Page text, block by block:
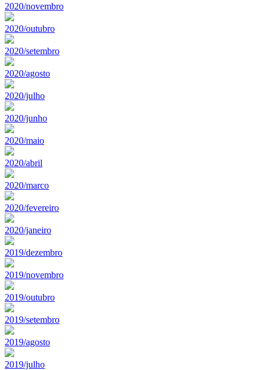
2020/novembro
2020/outubro
2020/setembro
2020/agosto
2020/julho
2020/junho
2020/maio
2020/abril
2020/marco
2020/fevereiro
2020/janeiro
2019/dezembro
2019/novembro
2019/outubro
2019/setembro
2019/agosto
2019/julho